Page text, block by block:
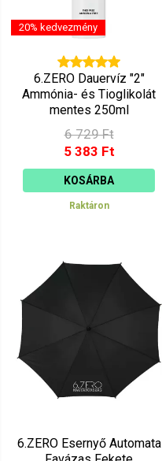
20% kedvezmény
6.ZERO Dauervíz "2"
Ammónia- és Tioglikolát
mentes 250ml
6 729 Ft
5 383 Ft
KOSÁRBA
Raktáron
6.ZERO Esernyő Automata